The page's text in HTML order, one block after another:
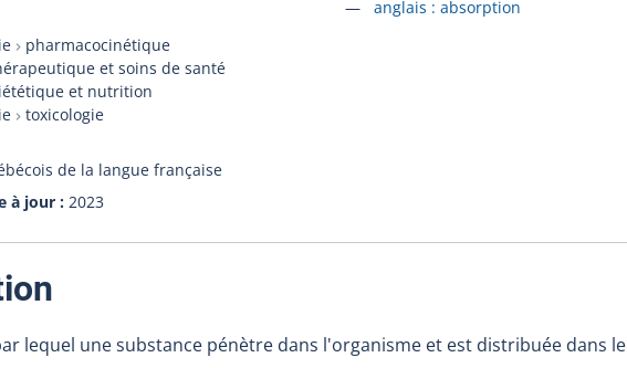
pharmacocinétique
et soins de santé
et nutrition
toxicologie
de la langue française
à jour
2023
Accéder à la fiche en
anglais : absorption
lequel une substance pénètre dans l'organisme et est distribuée dans le